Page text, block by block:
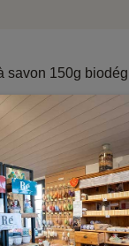
savon 150g
6,80 €